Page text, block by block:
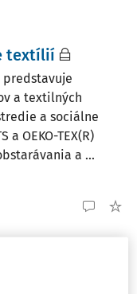
textílií
a textilných
a sociálne
OEKO-TEX(R)
a ...
odpadom